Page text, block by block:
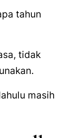
tahun
tidak
masih